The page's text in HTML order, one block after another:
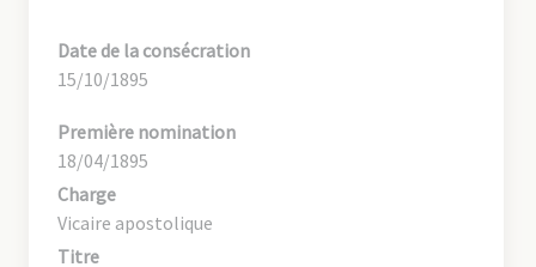
Date de la consécration
15/10/1895
Première nomination
18/04/1895
Charge
Vicaire apostolique
Titre